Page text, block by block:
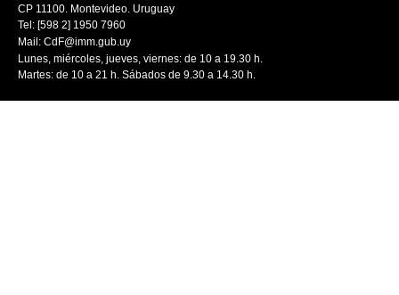
CP 11100. Montevideo. Uruguay
Tel: [598 2] 1950 7960
Mail: CdF@imm.gub.uy
Lunes, miércoles, jueves, viernes: de 10 a 19.30 h.
Martes: de 10 a 21 h. Sábados de 9.30 a 14.30 h.